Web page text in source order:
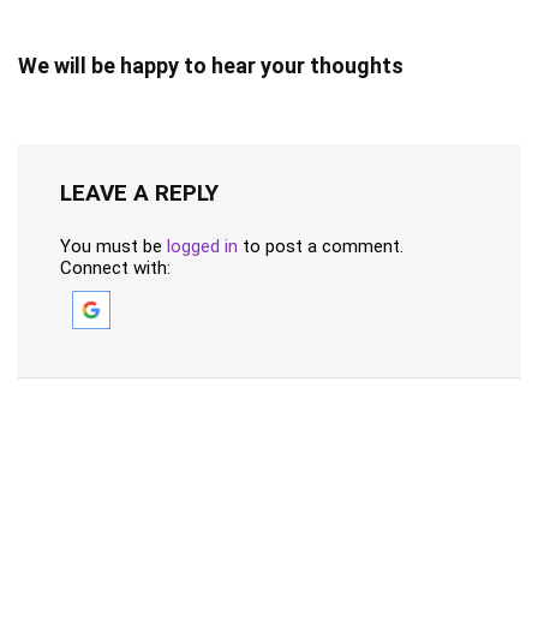
We will be happy to hear your thoughts
LEAVE A REPLY
You must be logged in to post a comment.
Connect with: